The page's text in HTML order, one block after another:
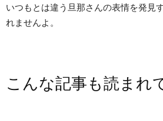
いつもとは違う旦那さんの表情を発見
れませんよ。
こんな記事も読まれ